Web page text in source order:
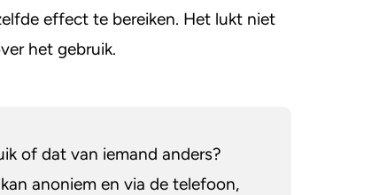
voor verslavingszorg
effect te bereiken. Het lukt niet
het gebruik.
of dat van iemand anders?
anoniem en via de telefoon,